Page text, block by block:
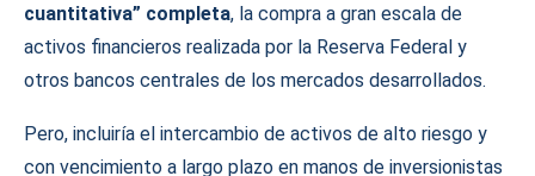
cuantitativa” completa, la compra a gran escala de
activos financieros realizada por la Reserva Federal y
otros bancos centrales de los mercados desarrollados.
Pero, incluiría el intercambio de activos de alto riesgo y
con vencimiento a largo plazo en manos de inversionistas